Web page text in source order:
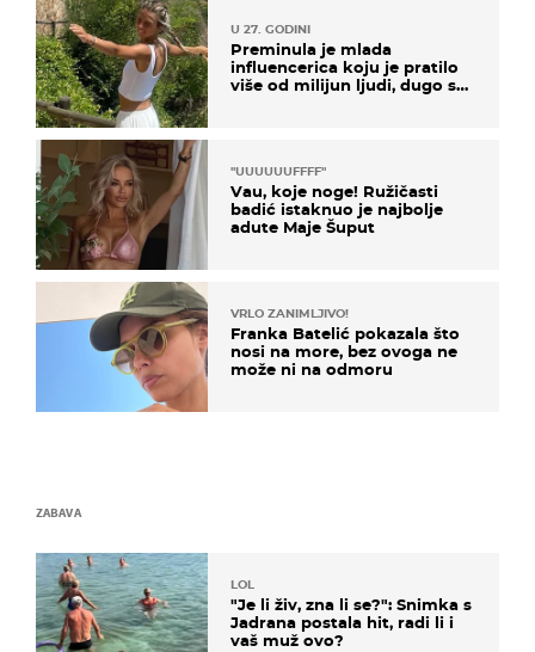
U 27. GODINI
Preminula je mlada
influencerica koju je pratilo
više od milijun ljudi, dugo se
"UUUUUUFFFF"
Vau, koje noge! Ružičasti
badić istaknuo je najbolje
adute Maje Šuput
VRLO ZANIMLJIVO!
Franka Batelić pokazala što
nosi na more, bez ovoga ne
može ni na odmoru
ZABAVA
LOL
"Je li živ, zna li se?": Snimka s
Jadrana postala hit, radi li i
vaš muž ovo?